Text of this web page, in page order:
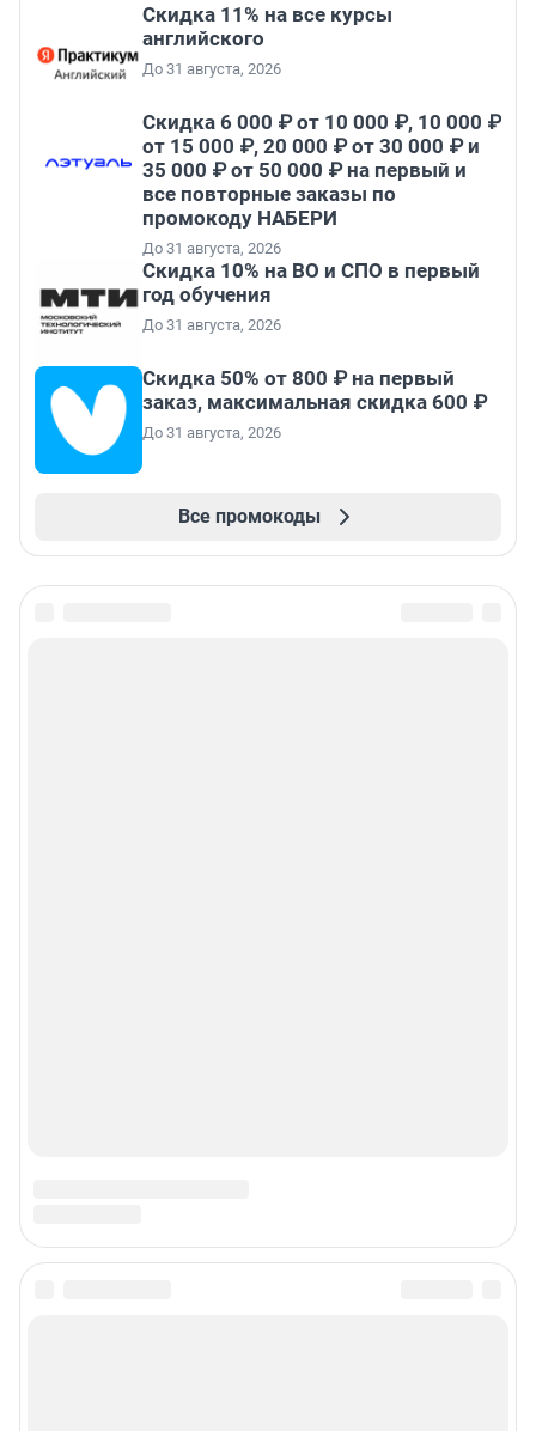
Скидка 11% на все курсы
английского
До 31 августа, 2026
Скидка 6 000 ₽ от 10 000 ₽, 10 000 ₽
от 15 000 ₽, 20 000 ₽ от 30 000 ₽ и
35 000 ₽ от 50 000 ₽ на первый и
все повторные заказы по
промокоду НАБЕРИ
До 31 августа, 2026
Скидка 10% на ВО и СПО в первый
год обучения
До 31 августа, 2026
Скидка 50% от 800 ₽ на первый
заказ, максимальная скидка 600 ₽
До 31 августа, 2026
Все промокоды